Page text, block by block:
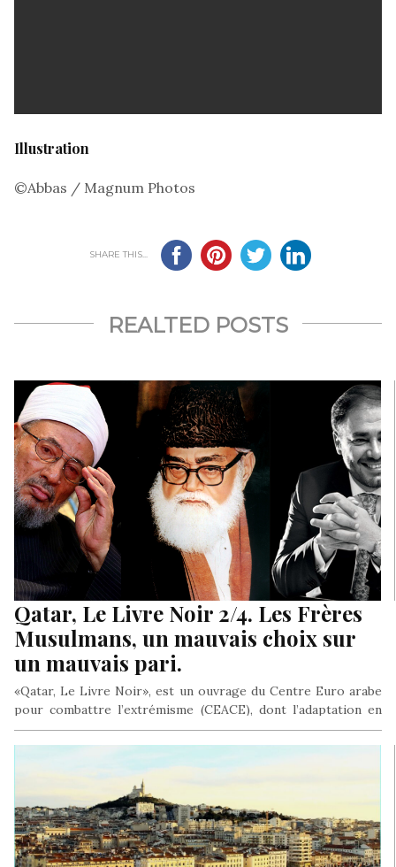
Illustration
©Abbas / Magnum Photos
SHARE THIS...
REALTED POSTS
Qatar, Le Livre Noir 2/4. Les Frères
Musulmans, un mauvais choix sur
un mauvais pari.
«Qatar, Le Livre Noir», est un ouvrage du Centre Euro arabe
pour combattre l’extrémisme (CEACE), dont l’adaptation en
version française…